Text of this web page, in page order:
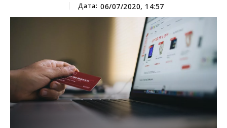
Дата: 06/07/2020, 14:57